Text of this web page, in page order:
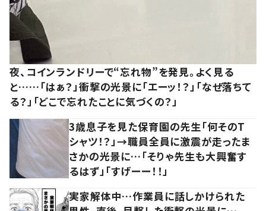
夜、コインランドリーで“忘れ物”を発見。よく見る
と……「はぁ？」衝撃の光景に「エーッ！？」「なぜ落ちて
る？」「どこで忘れたことに気づくの？」
3歳息子を見た保育園の先生「何そのT
シャツ！？」→職員全員に激震が走ったま
さかの光景に…「そりゃ先生も大興奮す
るはず」「すげーー！！」
実家解体中…作業員に話しかけられた